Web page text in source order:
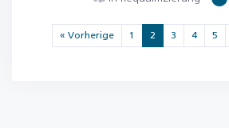
« Vorherige 1 2 3 4 5